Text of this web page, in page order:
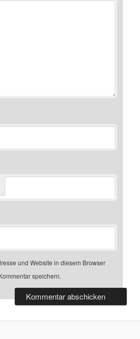
und Website in diesem Browser
speichern.